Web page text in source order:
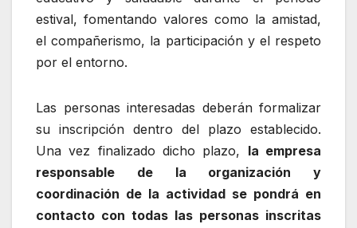
estival, fomentando valores como la amistad,
el compañerismo, la participación y el respeto
por el entorno.
Las personas interesadas deberán formalizar
su inscripción dentro del plazo establecido.
Una vez finalizado dicho plazo, la empresa
responsable de la organización y
coordinación de la actividad se pondrá en
contacto con todas las personas inscritas